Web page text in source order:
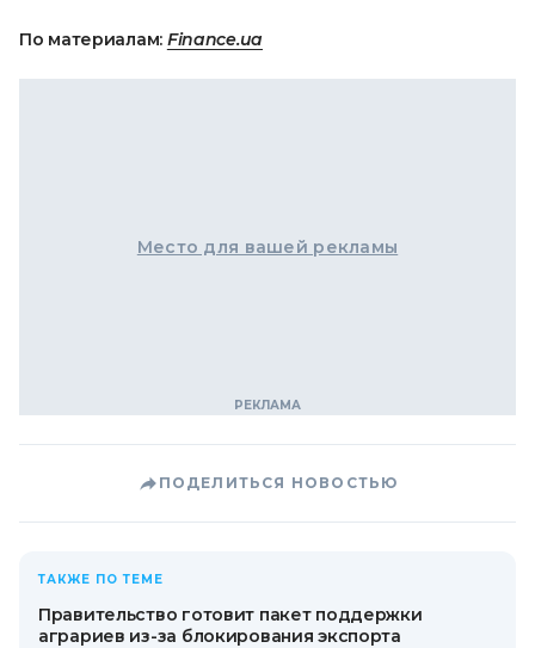
По материалам: Finance.ua
Место для вашей рекламы
ПОДЕЛИТЬСЯ НОВОСТЬЮ
ТАКЖЕ ПО ТЕМЕ
Правительство готовит пакет поддержки
аграриев из-за блокирования экспорта